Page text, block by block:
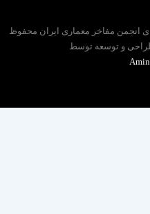
مفاخر معماری ایران محفوظ